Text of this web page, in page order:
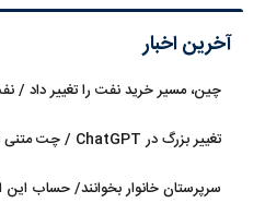
آخرین اخبار
چین، مسیر خرید نفت را تغییر داد /
تغییر بزرگ در ChatGPT / چت متنی نامحدود و رایگان
سرپرستان خانوار بخوانند/ حساب این افراد ۴ میلیون تومان